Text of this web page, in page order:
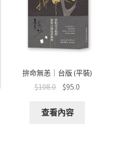
拚命無恙｜台版 (平裝)
$108.0 $95.0
查看內容